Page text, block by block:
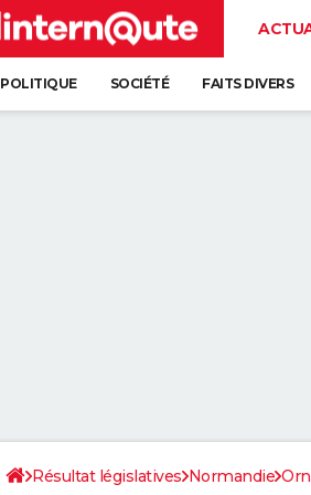
POLITIQUE SOCIÉTÉ FAITS DIVERS
Résultat législatives Normandie